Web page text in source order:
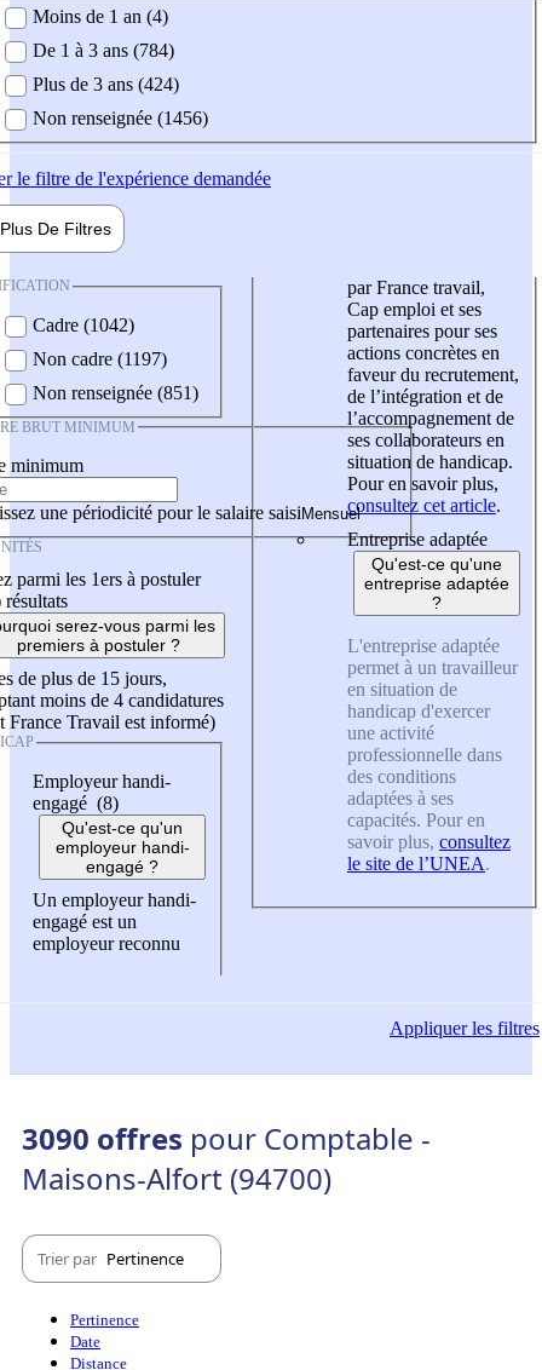
demandée
Moins de 1 an (4)
De 1 à 3 ans (784)
Plus de 3 ans (424)
Non renseignée (1456)
le filtre de l'expérience demandée
Plus De Filtres
Cadre (1042)
Non cadre (1197)
Non renseignée (851)
BRUT MINIMUM
minimum
une périodicité pour le salaire saisi
parmi les 1ers à postuler
résultats
serez-vous parmi les
premiers à postuler ?
de plus de 15 jours,
moins de 4 candidatures
France Travail est informé)
Employeur handi-
engagé (8)
Qu'est-ce qu'un
employeur handi-
engagé ?
Un employeur handi-
engagé est un
employeur reconnu
par France travail,
Cap emploi et ses
partenaires pour ses
actions concrètes en
faveur du recrutement,
de l’intégration et de
l’accompagnement de
ses collaborateurs en
situation de handicap.
Pour en savoir plus,
consultez cet article.
Entreprise adaptée
Qu'est-ce qu'une
entreprise adaptée
?
L'entreprise adaptée
permet à un travailleur
en situation de
handicap d'exercer
une activité
professionnelle dans
des conditions
adaptées à ses
capacités. Pour en
savoir plus, consultez
le site de l’UNEA.
Appliquerles filtres
3090 offres pour Comptable -
Maisons-Alfort (94700)
Trier par Pertinence
Pertinence
Date
Distance